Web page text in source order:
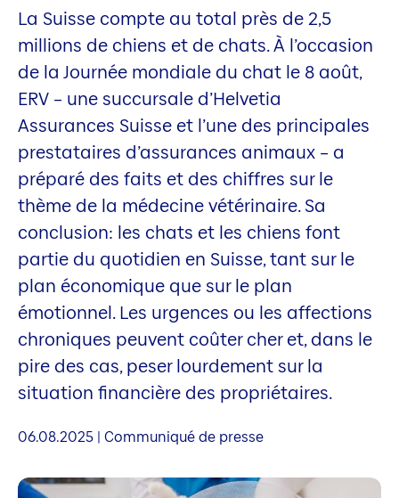
La Suisse compte au total près de 2,5
millions de chiens et de chats. À l’occasion
de la Journée mondiale du chat le 8 août,
ERV – une succursale d’Helvetia
Assurances Suisse et l’une des principales
prestataires d’assurances animaux – a
préparé des faits et des chiffres sur le
thème de la médecine vétérinaire. Sa
conclusion: les chats et les chiens font
partie du quotidien en Suisse, tant sur le
plan économique que sur le plan
émotionnel. Les urgences ou les affections
chroniques peuvent coûter cher et, dans le
pire des cas, peser lourdement sur la
situation financière des propriétaires.
06.08.2025 | Communiqué de presse